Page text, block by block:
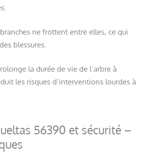
ne frottent entre elles, ce qui
blessures.
la durée de vie de l’arbre à
les risques d’interventions lourdes à
56390 et sécurité –